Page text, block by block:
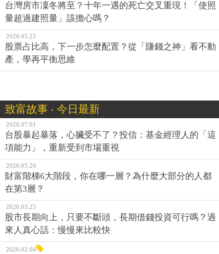
台灣房市凜冬將至？十年一遇的死亡交叉重現！「使照
量超過建照量」該擔心嗎？
2026.05.22
股票占比高，下一步怎麼配置？從「賺錢之神」看不動
產，學再平衡思維
致富故事 ‧ 今日最新
2026.07.01
台股暴起暴落，心臟受不了？投信：基金經理人的「這
項能力」，重新受到市場重視
2026.05.26
財富階梯6大階段，你在哪一層？為什麼大部分的人都
在第3層？
2026.03.25
股市長期向上，只要不斷頭，長期借錢投資可行嗎？過
來人真心話：慢慢來比較快
2026.02.04